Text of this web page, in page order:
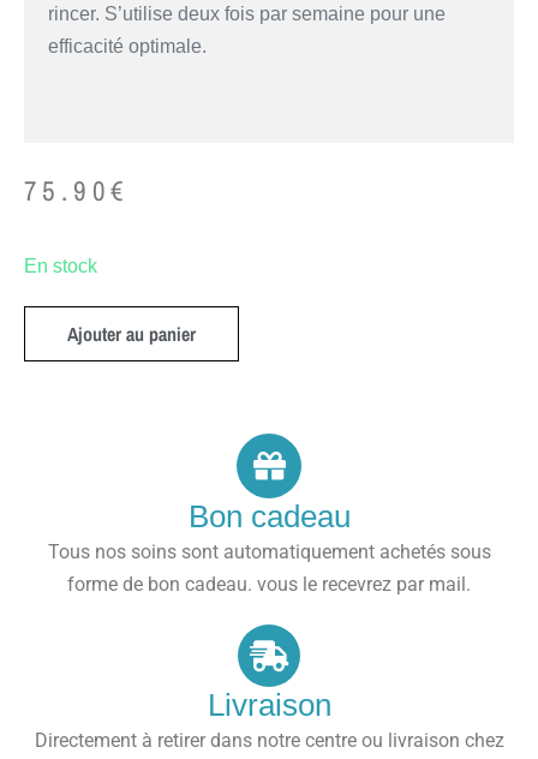
rincer. S’utilise deux fois par semaine pour une
efficacité optimale.
75.90€
En stock
Ajouter au panier
Bon cadeau
Tous nos soins sont automatiquement achetés sous
forme de bon cadeau. vous le recevrez par mail.
Livraison
Directement à retirer dans notre centre ou livraison chez